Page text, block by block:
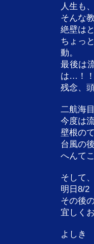
人生も
そんな
絶壁は
ちょっ
動。
最後は
は…！
残念、
二航海
今度は
壁根の
台風の
へんて
そして
明日8/2
その後
宜しく
よしき